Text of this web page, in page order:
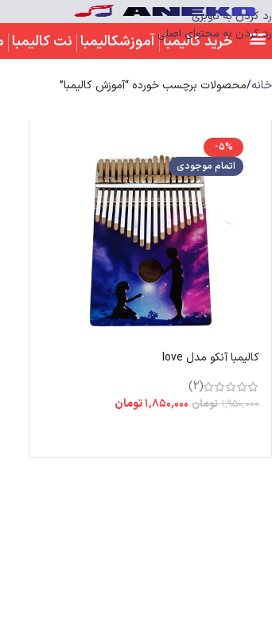
رد کردن به ناوبری
رد کردن به محتوای اصلی
خرید کالیمبا آموزشکالیمبا نت کالیمبا
خانه محصولات برچسب خورده “آموزش کالیمبا”
-5%
اتمام موجودی
کالیمبا آنکو مدل love
(2)
۱,۹۵۰,۰۰۰ تومان ۱,۸۵۰,۰۰۰تومان